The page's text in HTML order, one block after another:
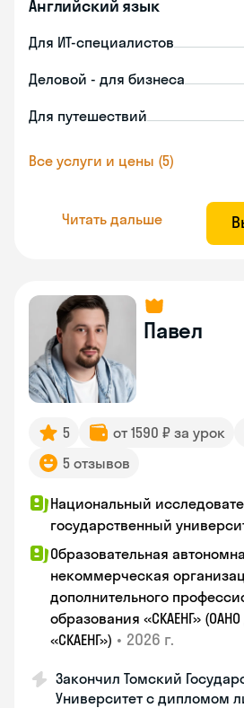
Английский язык
Для ИТ-специалистов
Деловой - для бизнеса
Для путешествий
Все услуги и цены (5)
Читать дальше
Павел
5 от 1590 ₽ за урок
5 отзывов
Национальный
государственный
Образовательная
некоммерческая
дополнительного
образования «СКАЕНГ»
«СКАЕНГ») • 2026 г.
Закончил Томский
Университет с дипломом